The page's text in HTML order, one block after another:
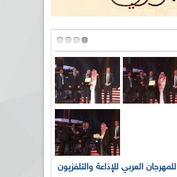
بالصور... الدورة الـ21 للمهرجان العربي للإذاعة والتلفزيون